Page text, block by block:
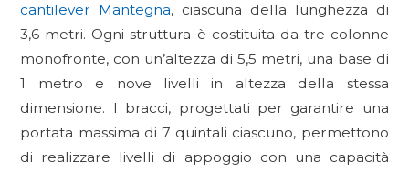
cantilever Mantegna, ciascuna della lunghezza di
3,6 metri. Ogni struttura è costituita da tre colonne
monofronte, con un’altezza di 5,5 metri, una base di
1 metro e nove livelli in altezza della stessa
dimensione. I bracci, progettati per garantire una
portata massima di 7 quintali ciascuno, permettono
di realizzare livelli di appoggio con una capacità